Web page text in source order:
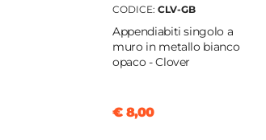
CODICE: CLV-GB
Appendiabiti singolo a
muro in metallo bianco
opaco - Clover
€ 8,00